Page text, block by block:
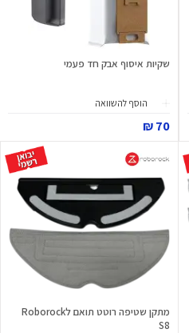
שקיות איסוף אבק חד פעמי
הוסף להשוואה
70 ₪
מתקן שטיפה רוטט תואם לRoborock
S8